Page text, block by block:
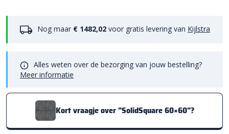
Nog maar € 1482,02 voor gratis levering van Kijlstra
Alles weten over de bezorging van jouw bestelling?
Meer informatie
Kort vraagje over "SolidSquare 60×60"?